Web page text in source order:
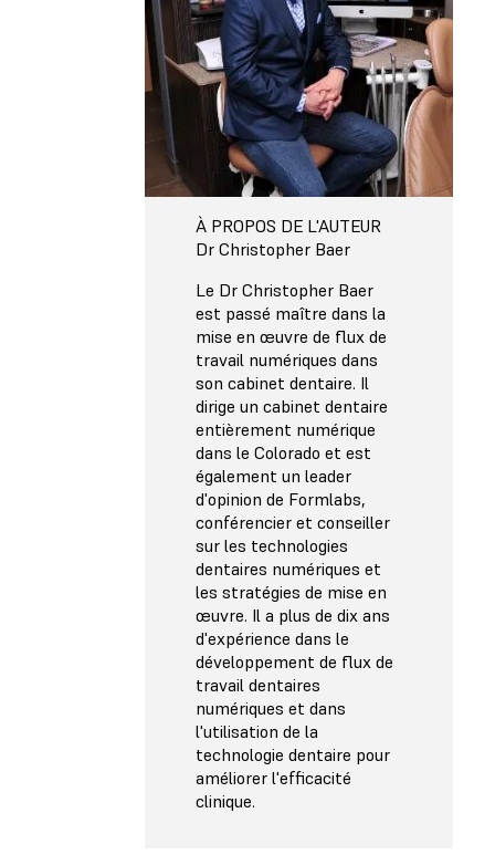
À PROPOS DE L'AUTEUR
Dr Christopher Baer
Le Dr Christopher Baer
est passé maître dans la
mise en œuvre de flux de
travail numériques dans
son cabinet dentaire. Il
dirige un cabinet dentaire
entièrement numérique
dans le Colorado et est
également un leader
d'opinion de Formlabs,
conférencier et conseiller
sur les technologies
dentaires numériques et
les stratégies de mise en
œuvre. Il a plus de dix ans
d'expérience dans le
développement de flux de
travail dentaires
numériques et dans
l'utilisation de la
technologie dentaire pour
améliorer l'efficacité
clinique.